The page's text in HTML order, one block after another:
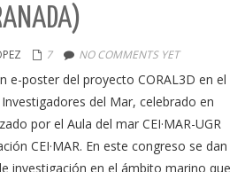
7 NO COMMENTS YET
e-poster del proyecto CORAL3D en el
del Mar, celebrado en
por el Aula del mar CEI·MAR-UGR
CEI·MAR. En este congreso se dan
investigación en el ámbito marino que